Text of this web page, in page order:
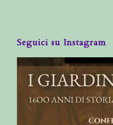
Seguici su Instagram